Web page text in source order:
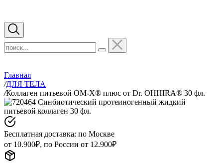
Главная
/ДЛЯ ТЕЛА
/Коллаген питьевой ОМ-Х® плюс от Dr. OHHIRA® 30 фл.
Бесплатная доставка: по Москве
от 10.900₽, по России от 12.900₽